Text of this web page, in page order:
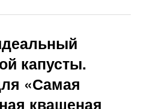
капусты.
«Самая
квашеная